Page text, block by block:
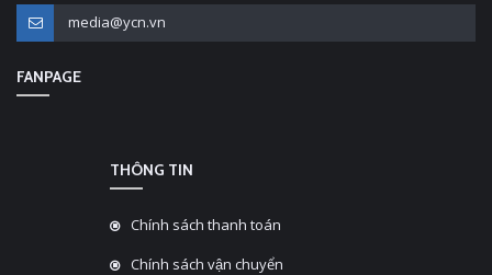
media@ycn.vn
FANPAGE
THÔNG TIN
Chính sách thanh toán
Chính sách vận chuyển